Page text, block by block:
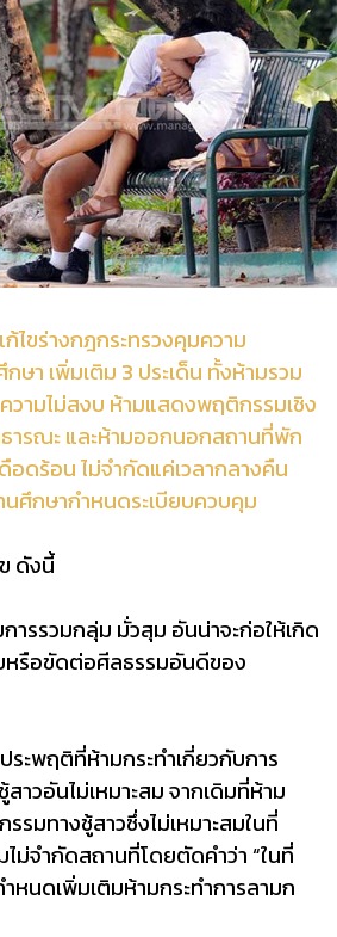
ไขร่างกฎกระทรวงคุมความ
ษา เพิ่มเติม 3 ประเด็น ทั้งห้ามรวม
วามไม่สงบ ห้ามแสดงพฤติกรรมเชิง
ารณะ และห้ามออกนอกสถานที่พัก
อดร้อน ไม่จำกัดแค่เวลากลางคืน
นศึกษากำหนดระเบียบควบคุม
ดังนี้
ารรวมกลุ่ม มั่วสุม อันน่าจะก่อให้เกิด
หรือขัดต่อศีลธรรมอันดีของ
ะพฤติที่ห้ามกระทำเกี่ยวกับการ
วอันไม่เหมาะสม จากเดิมที่ห้าม
รมทางชู้สาวซึ่งไม่เหมาะสมในที่
ไม่จำกัดสถานที่โดยตัดคำว่า “ในที่
หนดเพิ่มเติมห้ามกระทำการลามก